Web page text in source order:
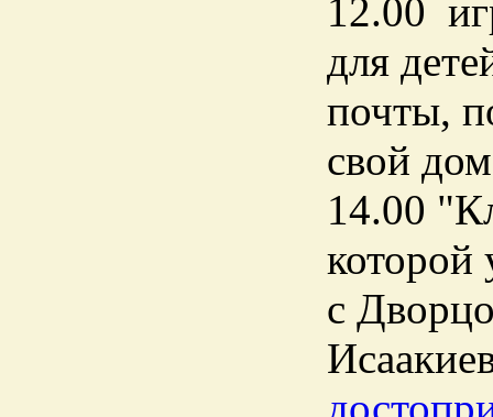
12.00
для
почты,
свой
14.00
которой
с